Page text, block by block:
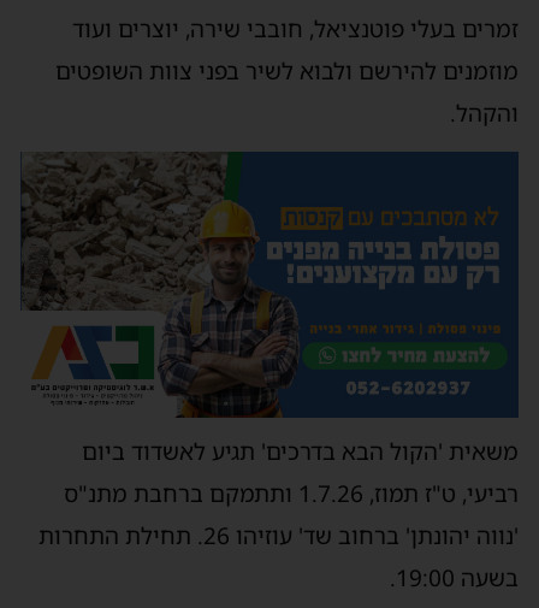
זמרים בעלי פוטנציאל, חובבי שירה, יוצרים ועוד
מוזמנים להירשם ולבוא לשיר בפני צוות השופטים
והקהל.
משאית 'הקול הבא בדרכים' תגיע לאשדוד ביום
רביעי, ט"ז תמוז, 1.7.26 ותתמקם ברחבת מתנ"ס
'נווה יהונתן' ברחוב שד' עוזיהו 26. תחילת התחרות
בשעה 19:00.